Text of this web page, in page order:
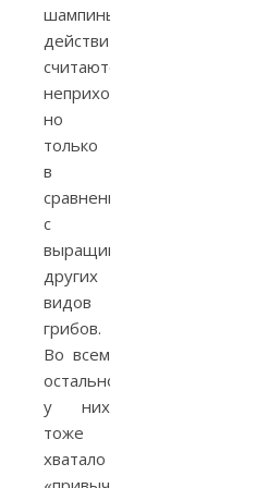
шампиньоны,
действительно,
считаются
неприхотливыми,
но
только
в
сравнении
с
выращиванием
других
видов
грибов.
Во всем
остальном
у них
тоже
хватало